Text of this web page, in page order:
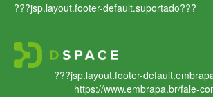
???jsp.layout.footer-default.suportado???
???jsp.layout.footer-
https://www.embrapa.br/fale-